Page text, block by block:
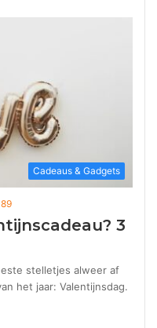
Cadeaus & Gadgets
3
stelletjes alweer af
het jaar: Valentijnsdag.